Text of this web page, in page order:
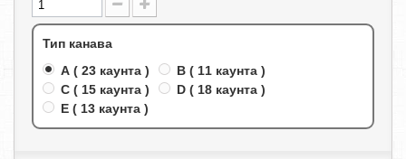
Тип канава
A ( 23 каунта )
B ( 11 каунта )
C ( 15 каунта )
D ( 18 каунта )
E ( 13 каунта )